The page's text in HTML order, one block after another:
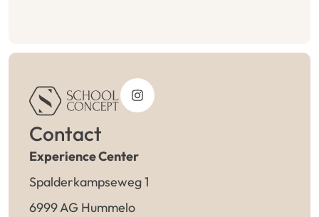
Contact
Experience Center
Spalderkampseweg 1
6999 AG Hummelo